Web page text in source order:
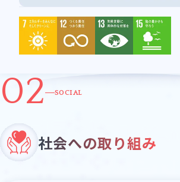
02 SOCIAL
社会への取り組み